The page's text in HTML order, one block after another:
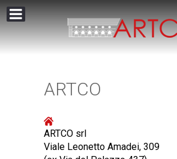
ARTCO
ARTCO srl
Viale Leonetto Amadei, 309